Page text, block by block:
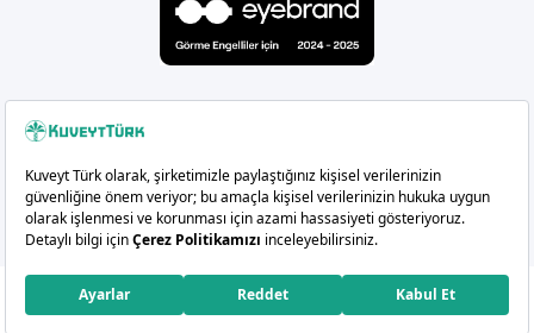
Whatsapp
Copyright 2026 Kuveyt Türk Katılım Bankası A.Ş.